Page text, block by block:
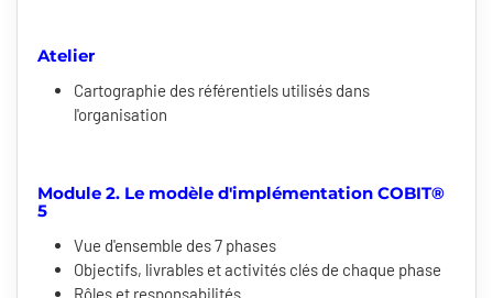
Atelier
Cartographie des référentiels utilisés dans
l'organisation
Module 2. Le modèle d'implémentation COBIT®
5
Vue d'ensemble des 7 phases
Objectifs, livrables et activités clés de chaque phase
Rôles et responsabilités